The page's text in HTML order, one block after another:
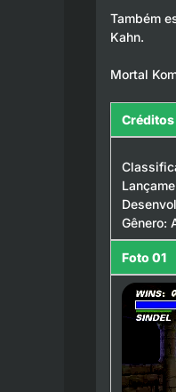
Também
Kahn.
Mortal
Créditos
Gênero:
Foto 01